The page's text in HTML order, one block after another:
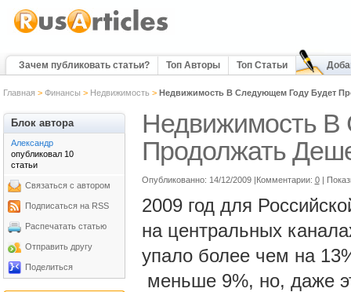
Зачем публиковать статьи? Топ Авторы Топ Статьи
Главная > Финансы > Недвижимость > Недвижимость В Следующем Году Будет
Недвижимость В
Продолжать
Опубликованно: 14/12/2009 |Комментарии: 0 |
2009 год для
на центральных
упало более чем на
меньше 9%, но, даже
Блок автора
Александр
опубликовал 10
статьи
Связаться с автором
Подписаться на RSS
Распечатать статью
Отправить другу
Поделиться